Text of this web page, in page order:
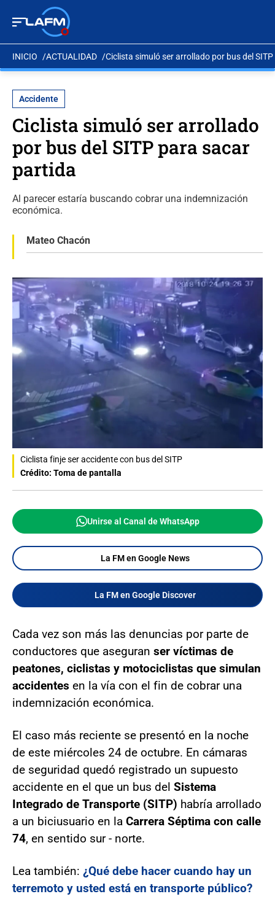
INICIO ACTUALIDAD Ciclista simuló ser arrollado por bus del
Accidente
Ciclista simuló ser arrollado
por bus del SITP para sacar
partida
Al parecer estaría buscando cobrar una indemnización
económica.
Mateo Chacón
Ciclista finje ser accidente con bus del SITP
Crédito: Toma de pantalla
Unirse al Canal de WhatsApp
La FM en Google News
La FM en Google Discover
Cada vez son más las denuncias por parte de
conductores que aseguran ser víctimas de
peatones, ciclistas y motociclistas que simulan
accidentes en la vía con el fin de cobrar una
indemnización económica.
El caso más reciente se presentó en la noche
de este miércoles 24 de octubre. En cámaras
de seguridad quedó registrado un supuesto
accidente en el que un bus del Sistema
Integrado de Transporte (SITP) habría arrollado
a un biciusuario en la Carrera Séptima con calle
74, en sentido sur - norte.
Lea también: ¿Qué debe hacer cuando hay un
terremoto y usted está en transporte público?